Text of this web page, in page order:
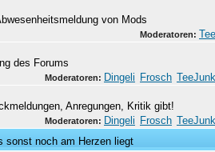
von Mods
Moderatoren:
des Forums
Moderatoren: Dingeli Frosch
Anregungen, Kritik gibt!
Moderatoren: Dingeli Frosch
sonst noch am Herzen liegt